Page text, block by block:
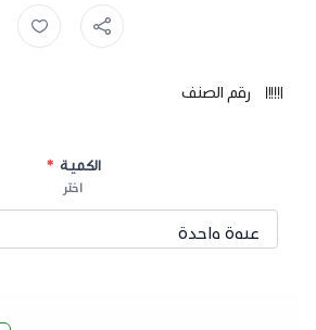
موية , ماء ,
رقم الصنف
الكمية *
اختر